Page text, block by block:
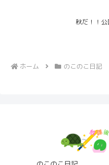
秋だ！！公
ホーム のこのこ日記